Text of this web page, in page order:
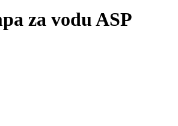
za vodu ASP